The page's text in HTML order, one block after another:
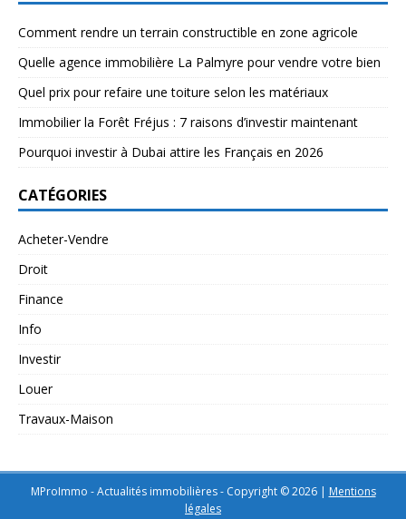
Comment rendre un terrain constructible en zone agricole
Quelle agence immobilière La Palmyre pour vendre votre bien
Quel prix pour refaire une toiture selon les matériaux
Immobilier la Forêt Fréjus : 7 raisons d’investir maintenant
Pourquoi investir à Dubai attire les Français en 2026
CATÉGORIES
Acheter-Vendre
Droit
Finance
Info
Investir
Louer
Travaux-Maison
MProImmo - Actualités immobilières - Copyright © 2026 | Mentions
légales